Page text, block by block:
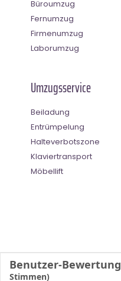
Büroumzug
Fernumzug
Firmenumzug
Laborumzug
Umzugsservice
Beiladung
Entrümpelung
Halteverbotszone
Klaviertransport
Möbellift
Benutzer-Bewertung
Stimmen)